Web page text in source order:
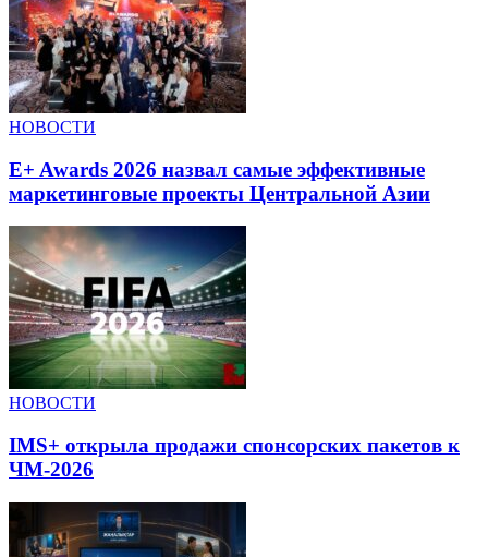
НОВОСТИ
E+ Awards 2026 назвал самые эффективные
маркетинговые проекты Центральной Азии
НОВОСТИ
IMS+ открыла продажи спонсорских пакетов к
ЧМ-2026